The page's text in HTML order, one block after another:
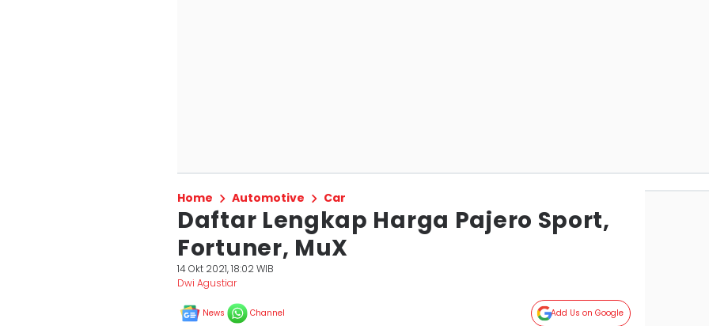
Home Automotive Car
Daftar Lengkap Harga Pajero Sport,
Fortuner, MuX
14 Okt 2021, 18:02 WIB
Dwi Agustiar
News Channel Add Us on Google